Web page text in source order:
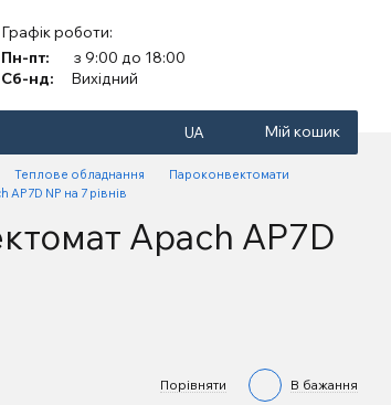
Графік роботи:
Пн-пт:
з 9:00 до 18:00
Сб-нд:
Вихідний
UA Мій кошик
Теплове обладнання
Пароконвектомати
NP на 7 рівнів
Apach AP7D
Порівняти В бажання